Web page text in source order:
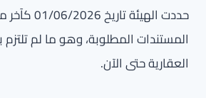
حددت الهيئة
المستندات المطلوبة، وهو ما لم
العقارية حتى الآن.